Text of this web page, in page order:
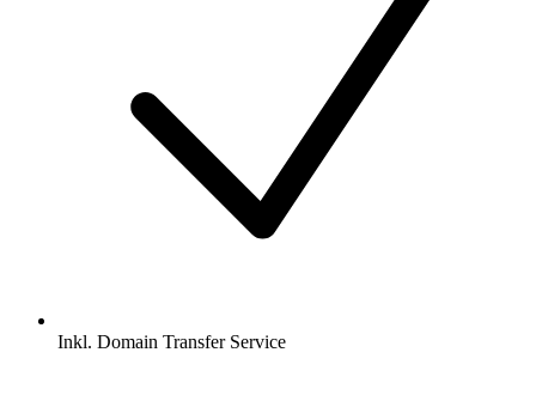
Inkl. Domain Transfer Service